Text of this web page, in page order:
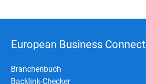
European Business Connect
Branchenbuch
Backlink-Checker